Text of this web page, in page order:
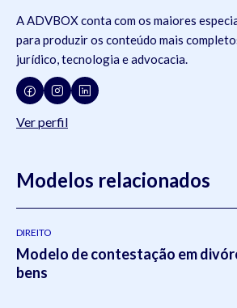
A ADVBOX conta com os maiores
para produzir os conteúdo mais
jurídico, tecnologia e advocacia.
Ver perfil
Modelos relacionados
DIREITO
Modelo de contestação em
bens